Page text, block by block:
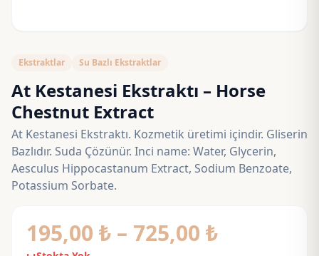
Ekstraktlar Su Bazlı Ekstraktlar
At Kestanesi Ekstraktı – Horse
Chestnut Extract
At Kestanesi Ekstraktı. Kozmetik üretimi içindir. Gliserin
Bazlıdır. Suda Çözünür. Inci name: Water, Glycerin,
Aesculus Hippocastanum Extract, Sodium Benzoate,
Potassium Sorbate.
195,00 ₺ – 725,00 ₺Fiyat